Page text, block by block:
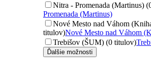
Nitra - Promenada (Martinus)
Promenada (Martinus)
Nové Mesto nad Váhom
titulov)Nové Mesto nad Váhom
Trebišov (ŠUM) (0 titulov)
Ďalšie možnosti